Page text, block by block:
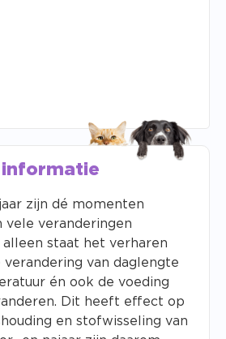
informatie
zijn dé momenten
vele veranderingen
alleen staat het verharen
verandering van daglengte
én ook de voeding
Dit heeft effect op
en stofwisseling van